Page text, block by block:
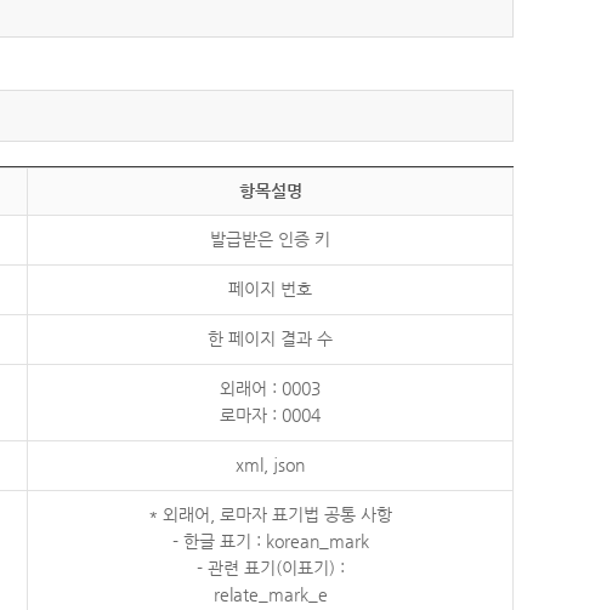
항목설명
발급받은 인증 키
페이지 번호
한 페이지 결과 수
외래어 : 0003
로마자 : 0004
xml, json
* 외래어, 로마자 표기법 공통 사항
- 한글 표기 : korean_mark
- 관련 표기(이표기) :
relate_mark_e